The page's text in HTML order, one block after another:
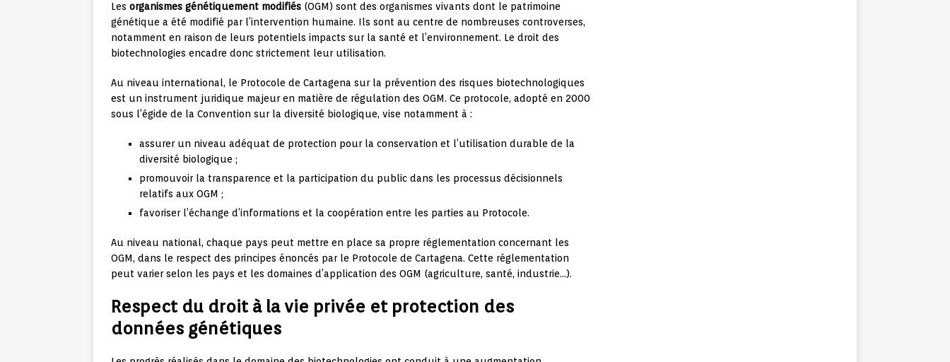
Les organismes génétiquement modifiés (OGM) sont des organismes vivants dont le patrimoine
génétique a été modifié par l’intervention humaine. Ils sont au centre de nombreuses controverses,
notamment en raison de leurs potentiels impacts sur la santé et l’environnement. Le droit des
biotechnologies encadre donc strictement leur utilisation.
Au niveau international, le Protocole de Cartagena sur la prévention des risques biotechnologiques
est un instrument juridique majeur en matière de régulation des OGM. Ce protocole, adopté en 2000
sous l’égide de la Convention sur la diversité biologique, vise notamment à :
assurer un niveau adéquat de protection pour la conservation et l’utilisation durable de la
diversité biologique ;
promouvoir la transparence et la participation du public dans les processus décisionnels
relatifs aux OGM ;
favoriser l’échange d’informations et la coopération entre les parties au Protocole.
Au niveau national, chaque pays peut mettre en place sa propre réglementation concernant les
OGM, dans le respect des principes énoncés par le Protocole de Cartagena. Cette réglementation
peut varier selon les pays et les domaines d’application des OGM (agriculture, santé, industrie…).
Respect du droit à la vie privée et protection des
données génétiques